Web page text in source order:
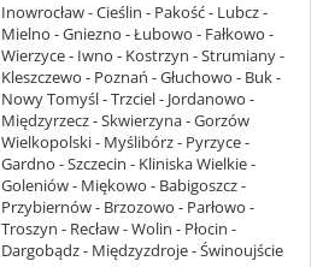
Inowrocław - Cieślin - Pakość - Lubcz -
Mielno - Gniezno - Łubowo - Fałkowo -
Wierzyce - Iwno - Kostrzyn - Strumiany -
Kleszczewo - Poznań - Głuchowo - Buk -
Nowy Tomyśl - Trzciel - Jordanowo -
Międzyrzecz - Skwierzyna - Gorzów
Wielkopolski - Myślibórz - Pyrzyce -
Gardno - Szczecin - Kliniska Wielkie -
Goleniów - Miękowo - Babigoszcz -
Przybiernów - Brzozowo - Parłowo -
Troszyn - Recław - Wolin - Płocin -
Dargobądz - Międzyzdroje - Świnoujście